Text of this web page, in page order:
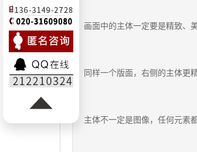
画面中的主体一定要是精致、
同样一个版面，右侧的主体更
主体不一定是图像，任何元素